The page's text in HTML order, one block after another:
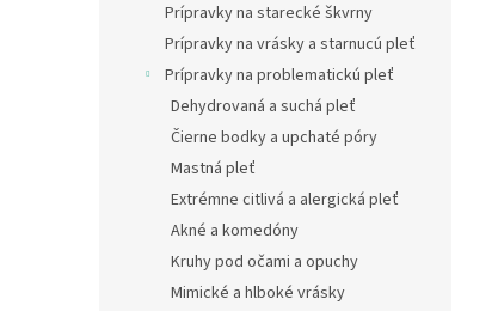
Prípravky na starecké škvrny
Prípravky na vrásky a starnucú pleť
Prípravky na problematickú pleť
Dehydrovaná a suchá pleť
Čierne bodky a upchaté póry
Mastná pleť
Extrémne citlivá a alergická pleť
Akné a komedóny
Kruhy pod očami a opuchy
Mimické a hlboké vrásky